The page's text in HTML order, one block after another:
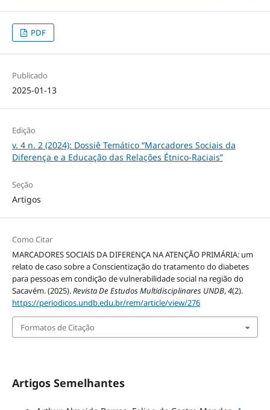
PDF
Publicado
2025-01-13
Edição
v. 4 n. 2 (2024): Dossiê Temático “Marcadores Sociais da
Diferença e a Educação das Relações Étnico-Raciais”
Seção
Artigos
Como Citar
MARCADORES SOCIAIS DA DIFERENÇA NA ATENÇÃO PRIMÁRIA: um
relato de caso sobre a Conscientização do tratamento do diabetes
para pessoas em condição de vulnerabilidade social na região do
Sacavém. (2025).Revista De Estudos Multidisciplinares UNDB,4(2).
https://periodicos.undb.edu.br/rem/article/view/276
Formatos de Citação
Artigos Semelhantes